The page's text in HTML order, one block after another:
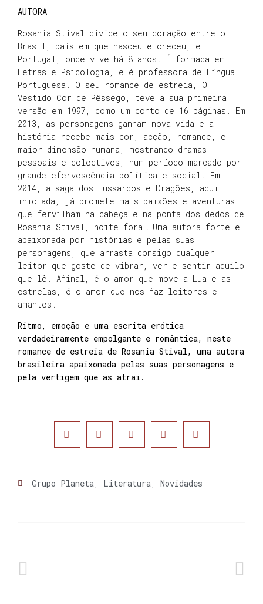
AUTORA
Rosania Stival divide o seu coração entre o
Brasil, país em que nasceu e creceu, e
Portugal, onde vive há 8 anos. É formada em
Letras e Psicologia, e é professora de Língua
Portuguesa. O seu romance de estreia, O
Vestido Cor de Pêssego, teve a sua primeira
versão em 1997, como um conto de 16 páginas. Em
2013, as personagens ganham nova vida e a
história recebe mais cor, acção, romance, e
maior dimensão humana, mostrando dramas
pessoais e colectivos, num período marcado por
grande efervescência política e social. Em
2014, a saga dos Hussardos e Dragões, aqui
iniciada, já promete mais paixões e aventuras
que fervilham na cabeça e na ponta dos dedos de
Rosania Stival, noite fora… Uma autora forte e
apaixonada por histórias e pelas suas
personagens, que arrasta consigo qualquer
leitor que goste de vibrar, ver e sentir aquilo
que lê. Afinal, é o amor que move a Lua e as
estrelas, é o amor que nos faz leitores e
amantes.
Ritmo, emoção e uma escrita erótica
verdadeiramente empolgante e romântica, neste
romance de estreia de Rosania Stival, uma autora
brasileira apaixonada pelas suas personagens e
pela vertigem que as atrai.
Grupo Planeta, Literatura, Novidades